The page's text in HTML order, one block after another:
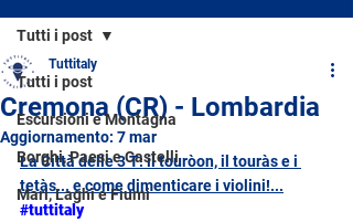
Tutti i post
Escursioni e Montagna
Borghi, Paesi e Castelli
Mari, Laghi e Fiumi
Tutti i post
Cremona (CR) - Lombardia
Tuttitaly
Aggiornamento: 7 mar
La Città delle 3 T: il touròon, il touràs e i
tetàs... e come dimenticare i violini!...
#tuttitaly